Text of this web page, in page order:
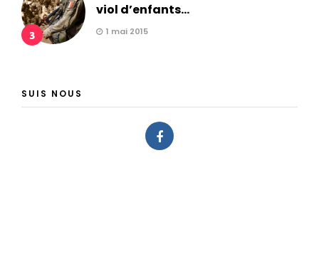
3
viol d’enfants...
1 mai 2015
SUIS NOUS